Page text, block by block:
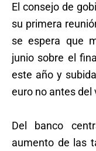
El consejo de
su primera
se espera que
junio sobre el
este año y
euro no antes del
Del banco
aumento de las